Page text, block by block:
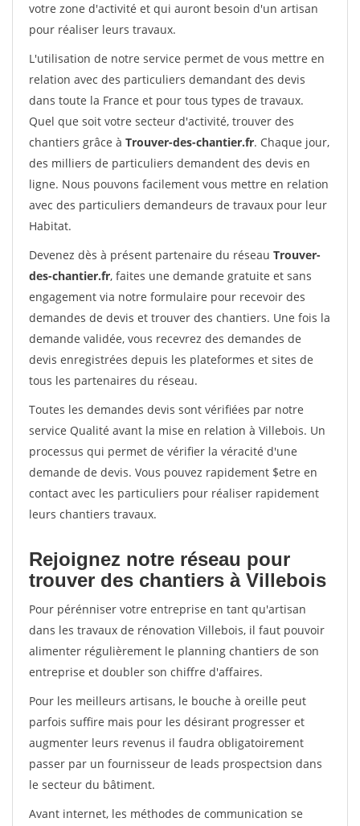
votre zone d'activité et qui auront besoin d'un artisan
pour réaliser leurs travaux.
L'utilisation de notre service permet de vous mettre en
relation avec des particuliers demandant des devis
dans toute la France et pour tous types de travaux.
Quel que soit votre secteur d'activité, trouver des
chantiers grâce à Trouver-des-chantier.fr. Chaque jour,
des milliers de particuliers demandent des devis en
ligne. Nous pouvons facilement vous mettre en relation
avec des particuliers demandeurs de travaux pour leur
Habitat.
Devenez dès à présent partenaire du réseau Trouver-
des-chantier.fr, faites une demande gratuite et sans
engagement via notre formulaire pour recevoir des
demandes de devis et trouver des chantiers. Une fois la
demande validée, vous recevrez des demandes de
devis enregistrées depuis les plateformes et sites de
tous les partenaires du réseau.
Toutes les demandes devis sont vérifiées par notre
service Qualité avant la mise en relation à Villebois. Un
processus qui permet de vérifier la véracité d'une
demande de devis. Vous pouvez rapidement $etre en
contact avec les particuliers pour réaliser rapidement
leurs chantiers travaux.
Rejoignez notre réseau pour
trouver des chantiers à Villebois
Pour pérénniser votre entreprise en tant qu'artisan
dans les travaux de rénovation Villebois, il faut pouvoir
alimenter régulièrement le planning chantiers de son
entreprise et doubler son chiffre d'affaires.
Pour les meilleurs artisans, le bouche à oreille peut
parfois suffire mais pour les désirant progresser et
augmenter leurs revenus il faudra obligatoirement
passer par un fournisseur de leads prospectsion dans
le secteur du bâtiment.
Avant internet, les méthodes de communication se